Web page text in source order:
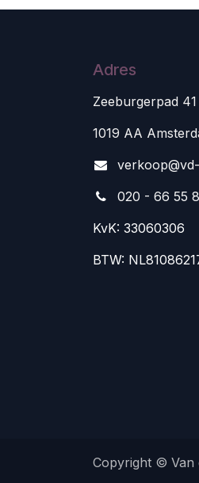
Adres
Zeeburgerpad 41
1019 AA
v
020 - 66 55
KvK: 33060306
BTW:
Copyright © Van